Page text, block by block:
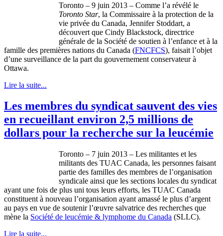
Toronto – 9 juin 2013 – Comme l’a révélé le
Toronto Star, la Commissaire à la protection de la
vie privée du Canada, Jennifer Stoddart, a
découvert que Cindy Blackstock, directrice
générale de la Société de soutien à l’enfance et à la
famille des premières nations du Canada (FNCFCS), faisait l’objet
d’une surveillance de la part du gouvernement conservateur à
Ottawa.
Lire la suite...
Les membres du syndicat sauvent des vies
en recueillant environ 2,5 millions de
dollars pour la recherche sur la leucémie
Toronto – 7 juin 2013 – Les militantes et les
militants des TUAC Canada, les personnes faisant
partie des familles des membres de l’organisation
syndicale ainsi que les sections locales du syndicat
ayant une fois de plus uni tous leurs efforts, les TUAC Canada
constituent à nouveau l’organisation ayant amassé le plus d’argent
au pays en vue de soutenir l’œuvre salvatrice des recherches que
mène la Société de leucémie & lymphome du Canada (SLLC).
Lire la suite...